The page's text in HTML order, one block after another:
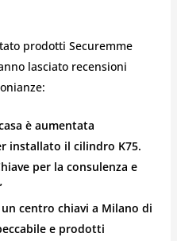
prodotti Securemme
lasciato recensioni
è aumentata
installato il cilindro K75.
per la consulenza e
centro chiavi a Milano di
e prodotti